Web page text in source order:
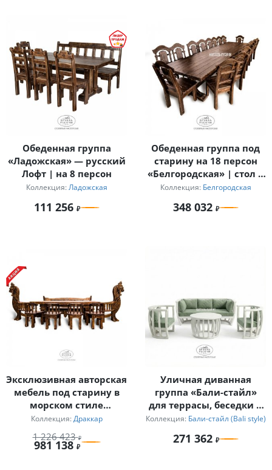
Обеденная группа
«Ладожская» — русский
Лофт | на 8 персон
Коллекция: Ладожская
111 256
Обеденная группа под
старину на 18 персон
«Белгородская» | стол 4
м
Коллекция: Белгородская
348 032
Эксклюзивная авторская
мебель под старину в
морском стиле
«Драккар»
Коллекция: Драккар
1 226 423
981 138
Уличная диванная
группа «Бали-стайл»
для террасы, беседки и
сада
Коллекция: Бали-стайл (Bali style)
271 362